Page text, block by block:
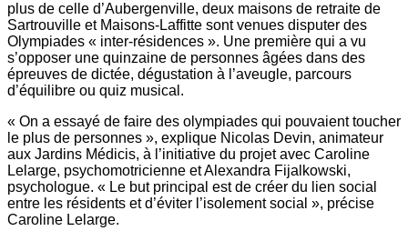
plus de celle d’Aubergenville, deux maisons de retraite de
Sartrouville et Maisons-Laffitte sont venues disputer des
Olympiades « inter-résidences ». Une première qui a vu
s’opposer une quinzaine de personnes âgées dans des
épreuves de dictée, dégustation à l’aveugle, parcours
d’équilibre ou quiz musical.
« On a essayé de faire des olympiades qui pouvaient toucher
le plus de personnes », explique Nicolas Devin, animateur
aux Jardins Médicis, à l’initiative du projet avec Caroline
Lelarge, psychomotricienne et Alexandra Fijalkowski,
psychologue. « Le but principal est de créer du lien social
entre les résidents et d’éviter l’isolement social », précise
Caroline Lelarge.